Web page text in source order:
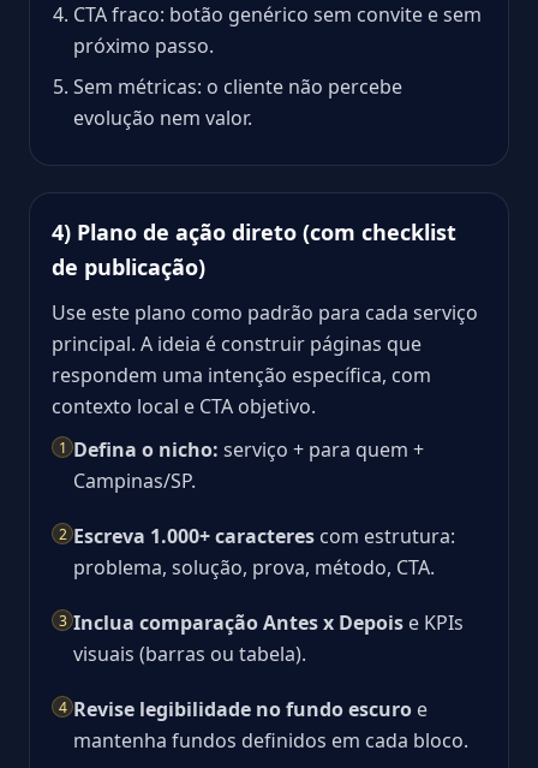
CTA fraco: botão genérico sem convite e sem
próximo passo.
Sem métricas: o cliente não percebe
evolução nem valor.
4) Plano de ação direto (com checklist
de publicação)
Use este plano como padrão para cada serviço
principal. A ideia é construir páginas que
respondem uma intenção específica, com
contexto local e CTA objetivo.
1 Defina o nicho: serviço + para quem +
Campinas/SP.
2 Escreva 1.000+ caracteres com estrutura:
problema, solução, prova, método, CTA.
3 Inclua comparação Antes x Depois e KPIs
visuais (barras ou tabela).
4 Revise legibilidade no fundo escuro e
mantenha fundos definidos em cada bloco.